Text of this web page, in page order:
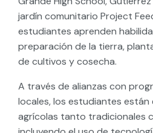
jardín comunitario Project
estudiantes aprenden
preparación de la tierra,
de cultivos y cosecha.
A través de alianzas con
locales, los estudiantes
agrícolas tanto tradicionales